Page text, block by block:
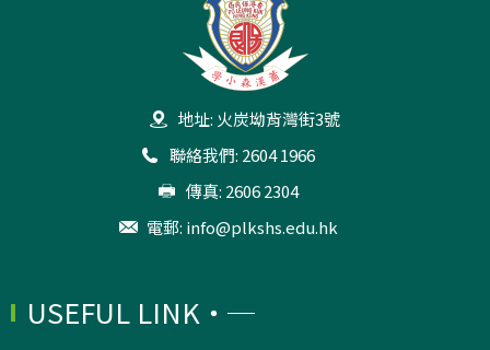
地址: 火炭坳背灣街3號
聯絡我們: 2604 1966
傳真: 2606 2304
電郵: info@plkshs.edu.hk
USEFUL LINK